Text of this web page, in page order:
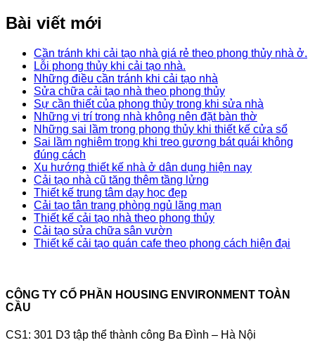
Bài viết mới
Cần tránh khi cải tạo nhà giá rẻ theo phong thủy nhà ở.
Lỗi phong thủy khi cải tạo nhà.
Những điều cần tránh khi cải tạo nhà
Sửa chữa cải tạo nhà theo phong thủy
Sự cần thiết của phong thủy trong khi sửa nhà
Những vị trí trong nhà không nên đặt bàn thờ
Những sai lầm trong phong thủy khi thiết kế cửa sổ
Sai lầm nghiêm trọng khi treo gương bát quái không
đúng cách
Xu hướng thiết kế nhà ở dân dụng hiện nay
Cải tạo nhà cũ tăng thêm tầng lửng
Thiết kế trung tâm dạy học đẹp
Cải tạo tân trang phòng ngủ lãng mạn
Thiết kế cải tạo nhà theo phong thủy
Cải tạo sửa chữa sân vườn
Thiết kế cải tạo quán cafe theo phong cách hiện đại
CÔNG TY CỔ PHẦN HOUSING ENVIRONMENT TOÀN
CẦU
CS1: 301 D3 tập thể thành công Ba Đình – Hà Nội